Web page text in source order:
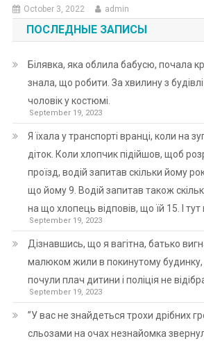
October 3, 2022 admin
ПОСЛЕДНЫЕ ЗАПИСЫ
Білявка, яка облила бабусю, почала
знала, що робити. За хвилину з
чоловік у костюмі.
September 19, 2023
Я їхала у транспорті вранці, коли на
діток. Коли хлопчик підійшов, щоб
проїзд, водій запитав скільки йому
що йому 9. Водій запитав також
на що хлопець відповів, що їй 15. І
September 19, 2023
Дізнавшись, що я вагітна, батько
малюком жили в покинутому будинку,
почули плач дитини і поліція не
September 19, 2023
”У вас не знайдеться трохи дрібних
сльозами на очах незнайомка